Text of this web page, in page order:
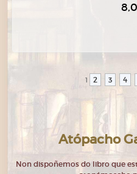
1 2 3 4
Atópacho
Non dispoñemos do libro que